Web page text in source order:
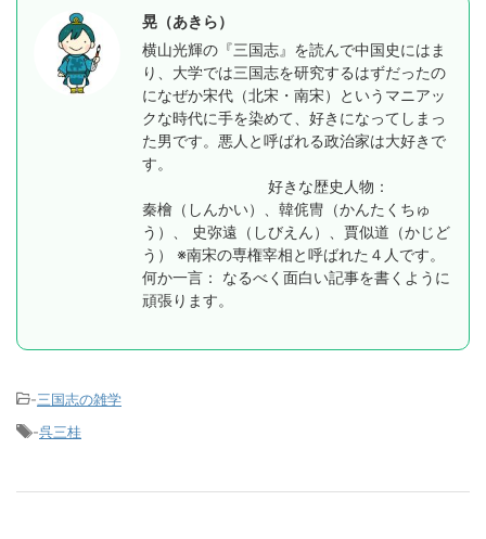
晃（あきら）
横山光輝の『三国志』を読んで中国史にはま
り、大学では三国志を研究するはずだったの
になぜか宋代（北宋・南宋）というマニアッ
クな時代に手を染めて、好きになってしまっ
た男です。悪人と呼ばれる政治家は大好きで
す。
好きな歴史人物：
秦檜（しんかい）、韓侂冑（かんたくちゅ
う）、 史弥遠（しびえん）、賈似道（かじど
う） ※南宋の専権宰相と呼ばれた４人です。
何か一言： なるべく面白い記事を書くように
頑張ります。
-三国志の雑学
-呉三桂